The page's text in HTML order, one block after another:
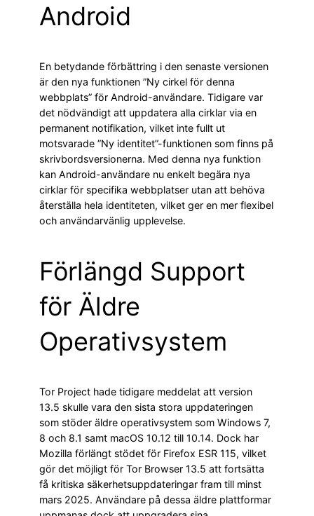
Android
En betydande förbättring i den senaste versionen
är den nya funktionen ”Ny cirkel för denna
webbplats” för Android-användare. Tidigare var
det nödvändigt att uppdatera alla cirklar via en
permanent notifikation, vilket inte fullt ut
motsvarade ”Ny identitet”-funktionen som finns på
skrivbordsversionerna. Med denna nya funktion
kan Android-användare nu enkelt begära nya
cirklar för specifika webbplatser utan att behöva
återställa hela identiteten, vilket ger en mer flexibel
och användarvänlig upplevelse.
Förlängd Support
för Äldre
Operativsystem
Tor Project hade tidigare meddelat att version
13.5 skulle vara den sista stora uppdateringen
som stöder äldre operativsystem som Windows 7,
8 och 8.1 samt macOS 10.12 till 10.14. Dock har
Mozilla förlängt stödet för Firefox ESR 115, vilket
gör det möjligt för Tor Browser 13.5 att fortsätta
få kritiska säkerhetsuppdateringar fram till minst
mars 2025. Användare på dessa äldre plattformar